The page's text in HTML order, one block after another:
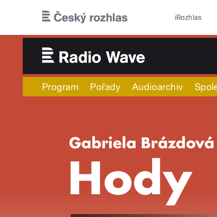
iRozhlas
Program Pořady Audioarchiv